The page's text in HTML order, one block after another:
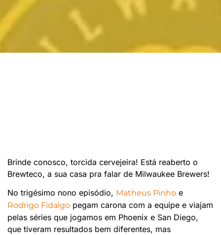
Brinde conosco, torcida cervejeira! Está reaberto o
Brewteco, a sua casa pra falar de Milwaukee Brewers!
No trigésimo nono episódio, Matheus Pinho e
Rodrigo Fidalgo pegam carona com a equipe e viajam
pelas séries que jogamos em Phoenix e San Diego,
que tiveram resultados bem diferentes, mas